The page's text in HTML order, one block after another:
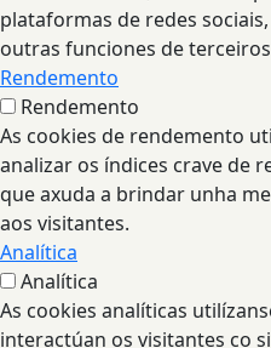
plataformas de redes
outras funciones de
Rendemento
Rendemento
As cookies de rendemento
analizar os índices crave de
que axuda a brindar unha
aos visitantes.
Analítica
Analítica
As cookies analíticas
interactúan os visitantes co